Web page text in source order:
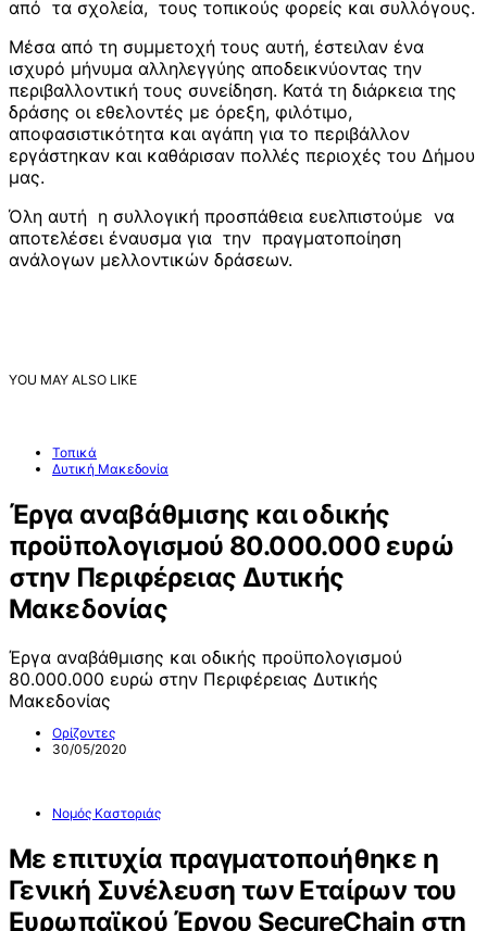
από τα σχολεία, τους τοπικούς φορείς και συλλόγους.
Μέσα από τη συμμετοχή τους αυτή, έστειλαν ένα
ισχυρό μήνυμα αλληλεγγύης αποδεικνύοντας την
περιβαλλοντική τους συνείδηση. Κατά τη διάρκεια της
δράσης οι εθελοντές με όρεξη, φιλότιμο,
αποφασιστικότητα και αγάπη για το περιβάλλον
εργάστηκαν και καθάρισαν πολλές περιοχές του Δήμου
μας.
Όλη αυτή η συλλογική προσπάθεια ευελπιστούμε να
αποτελέσει έναυσμα για την πραγματοποίηση
ανάλογων μελλοντικών δράσεων.
YOU MAY ALSO LIKE
Τοπικά
Δυτική Μακεδονία
Έργα αναβάθμισης και οδικής
προϋπολογισμού 80.000.000 ευρώ
στην Περιφέρειας Δυτικής
Μακεδονίας
Έργα αναβάθμισης και οδικής προϋπολογισμού
80.000.000 ευρώ στην Περιφέρειας Δυτικής
Μακεδονίας
Ορίζοντες
30/05/2020
Νομός Καστοριάς
Με επιτυχία πραγματοποιήθηκε η
Γενική Συνέλευση των Εταίρων του
Ευρωπαϊκού Έργου SecureChain στη